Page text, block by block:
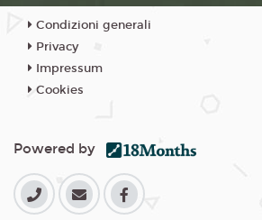
Condizioni generali
Privacy
Impressum
Cookies
Powered by